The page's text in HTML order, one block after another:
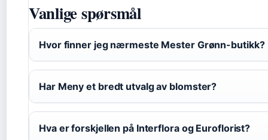
Vanlige spørsmål
Hvor finner jeg nærmeste Mester Grønn-butikk?
Har Meny et bredt utvalg av blomster?
Hva er forskjellen på Interflora og Euroflorist?